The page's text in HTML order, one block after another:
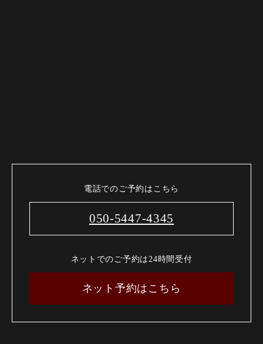
電話でのご予約はこちら
050-5447-4345
ネットでのご予約は24時間受付
ネット予約はこちら